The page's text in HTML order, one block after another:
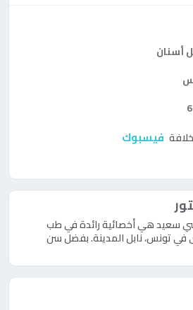
أسنان
فيسبوك
سعيد هي أخصائية رائدة في طب
في تونس، نابل المدينة. بفضل سن